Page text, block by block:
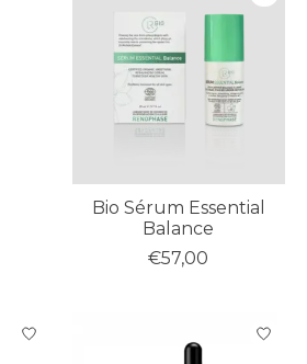
Bio Sérum Essential
Balance
€57,00